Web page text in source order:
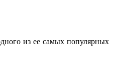
из ее самых популярных